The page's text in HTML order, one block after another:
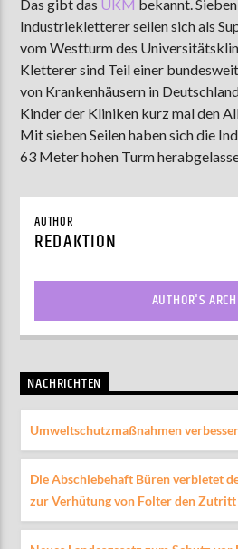
AKTUELLE SENDUNG
MOEBIUS
00:00 18:00
Das gibt das UKM bekannt.
Industriekletterer seilen sich als
vom Westturm des
Kletterer sind Teil einer
von Krankenhäusern in
Kinder der Kliniken kurz mal den
Mit sieben Seilen haben sich die
63 Meter hohen Turm
AUTHOR
REDAKTION
AUTHOR'S
NACHRICHTEN
Umweltschutzmaßnahmen
Die Abschiebehaft Büren verbietet
zur Verhütung von Folter den Zutritt